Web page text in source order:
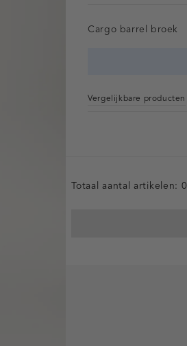
Cargo barrel broek
Vergelijkbare producten
Totaal aantal artikelen: 0